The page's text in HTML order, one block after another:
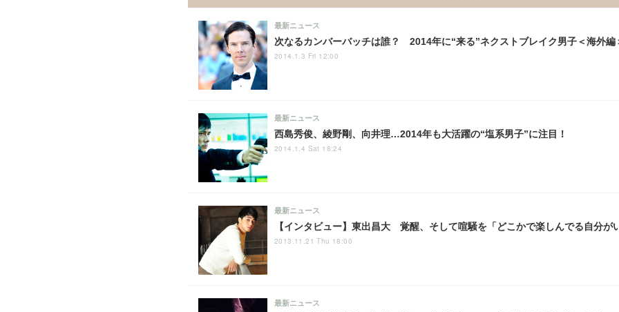
次なるカンバーバッチは誰？ 2014年に“来る”ネクストブレイク男子＜海外編
最新ニュース
2014.1.3 Fri 12:00
西島秀俊、綾野剛、向井理…2014年も大活躍の“塩系男子”に注目！
最新ニュース
2014.1.4 Sat 18:24
【インタビュー】東出昌大 覚醒、そして喧騒を「どこかで楽しんでる自分が
最新ニュース
2013.11.21 Thu 18:00
最新ニュース